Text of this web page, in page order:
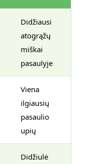
Didžiausi
atogrąžų
miškai
pasaulyje
Viena
ilgiausių
pasaulio
upių
Didžiulė